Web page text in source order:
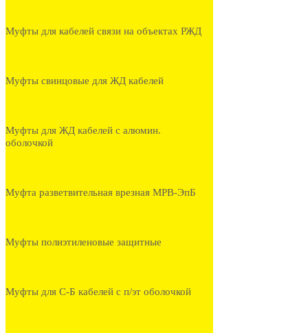
Муфты для кабелей связи на объектах РЖД
Муфты свинцовые для ЖД кабелей
Муфты для ЖД кабелей с алюмин.
оболочкой
Муфта разветвительная врезная МРВ-ЭпБ
Муфты полиэтиленовые защитные
Муфты для С-Б кабелей с п/эт оболочкой